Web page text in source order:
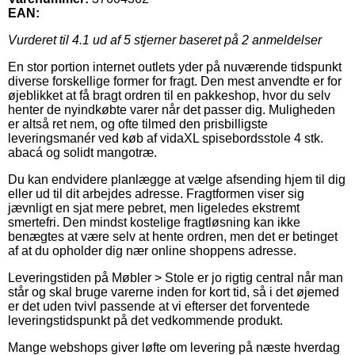
EAN:
Vurderet til 4.1 ud af 5 stjerner baseret på 2 anmeldelser
En stor portion internet outlets yder på nuværende tidspunkt
diverse forskellige former for fragt. Den mest anvendte er for
øjeblikket at få bragt ordren til en pakkeshop, hvor du selv
henter de nyindkøbte varer når det passer dig. Muligheden
er altså ret nem, og ofte tilmed den prisbilligste
leveringsmanér ved køb af vidaXL spisebordsstole 4 stk.
abacá og solidt mangotræ.
Du kan endvidere planlægge at vælge afsending hjem til dig
eller ud til dit arbejdes adresse. Fragtformen viser sig
jævnligt en sjat mere pebret, men ligeledes ekstremt
smertefri. Den mindst kostelige fragtløsning kan ikke
benægtes at være selv at hente ordren, men det er betinget
af at du opholder dig nær online shoppens adresse.
Leveringstiden på Møbler > Stole er jo rigtig central når man
står og skal bruge varerne inden for kort tid, så i det øjemed
er det uden tvivl passende at vi efterser det forventede
leveringstidspunkt på det vedkommende produkt.
Mange webshops giver løfte om levering på næste hverdag